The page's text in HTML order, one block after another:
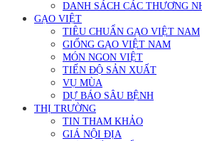
DANH SÁCH CÁC THƯƠNG
GẠO VIỆT
TIÊU CHUẨN GẠO VIỆT NAM
GIỐNG GẠO VIỆT NAM
MÓN NGON VIỆT
TIẾN ĐỘ SẢN XUẤT
VỤ MÙA
DỰ BÁO SÂU BỆNH
THỊ TRƯỜNG
TIN THAM KHẢO
GIÁ NỘI ĐỊA